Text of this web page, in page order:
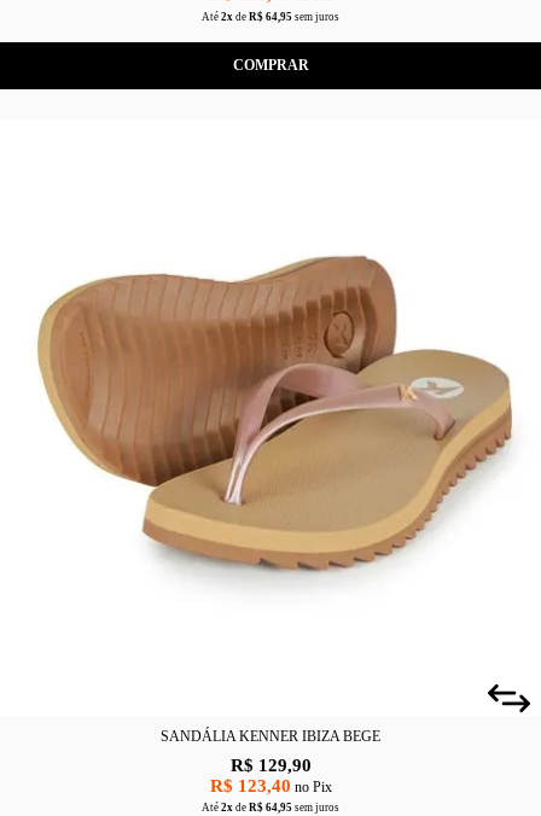
Até 2x de R$ 64,95 sem juros
COMPRAR
SANDÁLIA KENNER IBIZA BEGE
R$ 129,90
R$ 123,40 no Pix
Até 2x de R$ 64,95 sem juros